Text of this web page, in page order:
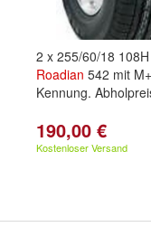
2 x 255/60/18 108H
Roadian 542 mit
Kennung.
190,00 €
Kostenloser Versand